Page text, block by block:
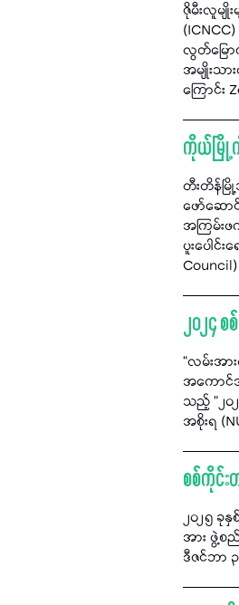
ဇိုမီးလူမျို
လွတ်မြော
အမျိုးသ
ကြောင်
ကိုယ်မြို့
တီးတိန်မ
ဖော်ဆေ
အကြမ်း
ပူးပေါင်
၂၀၂၄
“လမ်းအာ
အကောင်
သည့် "၂၀
အစိုးရ
စစ်ကိုင်း
၂၀၂၅ ခု
အား ဖွဲ့စ
ဒီဇင်ဘာ